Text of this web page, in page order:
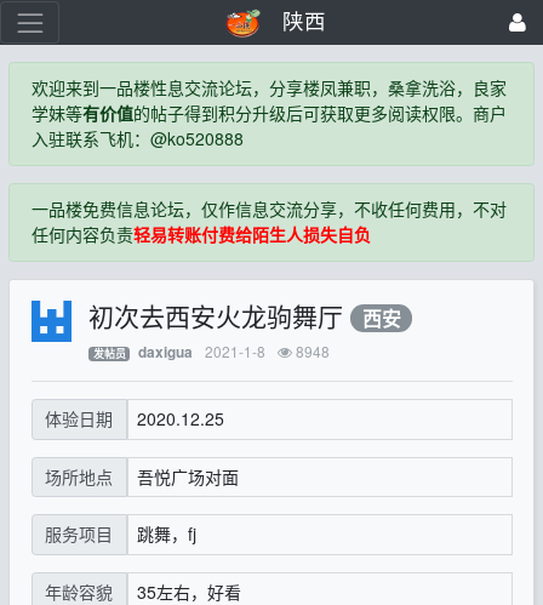
陕西
欢迎来到一品楼性息交流论坛，分享楼凤兼职，桑拿洗浴，良家
学妹等有价值的帖子得到积分升级后可获取更多阅读权限。商户
入驻联系飞机：@ko520888
一品楼免费信息论坛，仅作信息交流分享，不收任何费用，不对
任何内容负责轻易转账付费给陌生人损失自负
初次去西安火龙驹舞厅 西安
发帖员 daxigua 2021-1-8 8948
体验日期 2020.12.25
场所地点 吾悦广场对面
服务项目 跳舞，fj
年龄容貌 35左右，好看